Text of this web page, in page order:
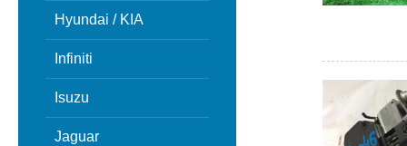
Hyundai / KIA
Infiniti
Isuzu
Jaguar